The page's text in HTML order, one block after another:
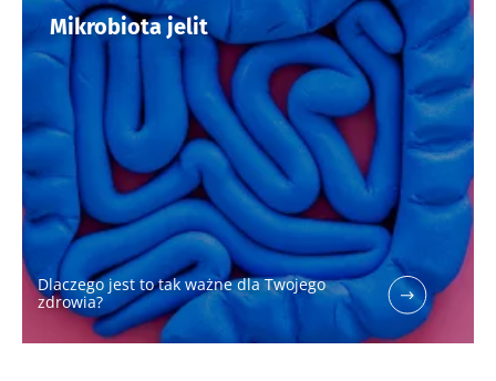
Mikrobiota jelit
Dlaczego jest to tak ważne dla Twojego
zdrowia?